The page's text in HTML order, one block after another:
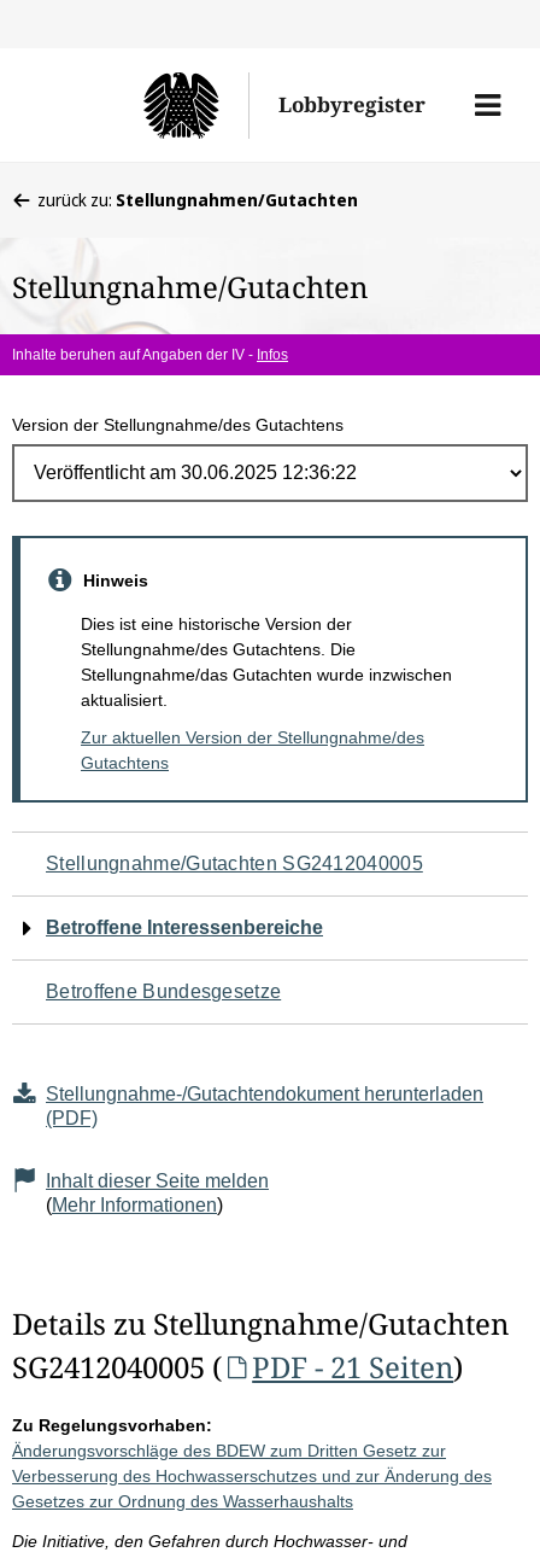
Lobbyregister
Menü
befinden
hier:
zurück zu: Stellungnahmen/Gutachten
Stellungnahme/Gutachten
Inhalte beruhen auf Angaben der IV - Infos
Version der Stellungnahme/des Gutachtens
Hinweis
Dies ist eine historische Version der
Stellungnahme/des Gutachtens. Die
Stellungnahme/das Gutachten wurde inzwischen
aktualisiert.
Zur aktuellen Version der Stellungnahme/des
Gutachtens
Navigation
für
den
Seiteninhalt
Stellungnahme/Gutachten SG2412040005
Betroffene Interessenbereiche
Betroffene Bundesgesetze
Stellungnahme-/Gutachtendokument herunterladen
(PDF)
Inhalt dieser Seite melden
(Mehr Informationen)
Details zu Stellungnahme/Gutachten
SG2412040005 (
PDF - 21 Seiten)
Zu Regelungsvorhaben:
Änderungsvorschläge des BDEW zum Dritten Gesetz zur
Verbesserung des Hochwasserschutzes und zur Änderung des
Gesetzes zur Ordnung des Wasserhaushalts
Die Initiative, den Gefahren durch Hochwasser- und